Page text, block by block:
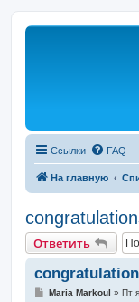
Ссылки FAQ
На главную
Ответить
СMaria Markoul » Пт